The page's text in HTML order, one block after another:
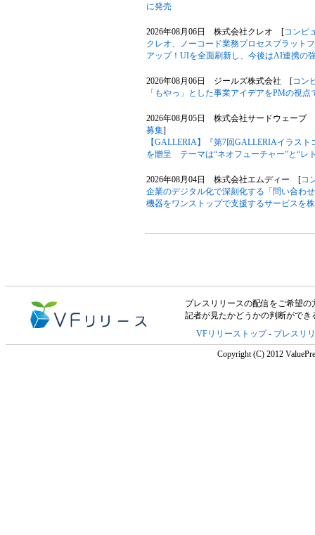
に発売
2026年08月06日 株式会社クレオ [コンピ
クレオ、ノーコード業務プロセスプラット
アップ！UIを全面刷新し、今後はAI連携の
2026年08月06日 ジールズ株式会社 [コン
「もやっ」とした事業アイデアをPMの視
2026年08月05日 株式会社サードウェー
募集]
【GALLERIA】『第7回GALLERIAイラス
を贈呈 テーマは“ネオフューチャー”と“レ
2026年08月04日 株式会社エムディー [コ
企業のデジタル化で深刻化する「問い合
機器をワンストップで支援するサービスを
プレスリリースの配信をご希望の
記者が見たかどうかの判断がで
VFリリーストップ- プレスリ
Copyright (C) 2012